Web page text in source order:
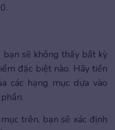
sẽ không thấy bất kỳ
đặc biệt nào. Hãy tiến
các hạng mục dựa vào
trên, bạn sẽ xác định